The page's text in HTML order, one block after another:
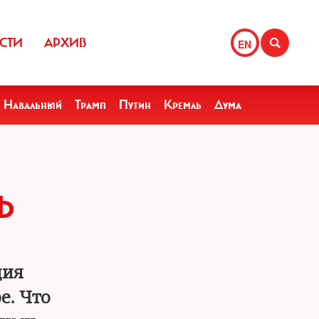
EN
АРХИВ
Навальный Трамп Путин Кремль Дума
Что